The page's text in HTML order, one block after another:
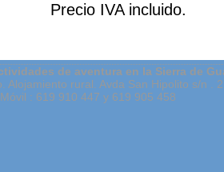
Precio IVA incluido.
de aventura en la Sierra de
Alojamiento rural. Avda San Hipolito s/n .
: 619 910 447 y 619 905 458